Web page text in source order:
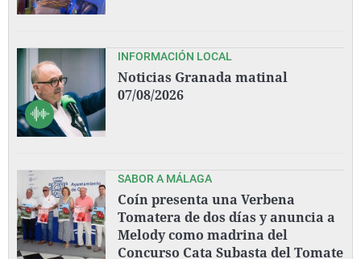
INFORMACIÓN LOCAL
Noticias Granada matinal
07/08/2026
SABOR A MÁLAGA
Coín presenta una Verbena
Tomatera de dos días y anuncia a
Melody como madrina del
Concurso Cata Subasta del Tomate